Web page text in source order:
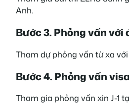
Anh.
Bước 3. Phỏng vấn
Tham dự phỏng vấn từ xa
Bước 4. Phỏng vấn visa
Tham gia phỏng vấn xin J-1